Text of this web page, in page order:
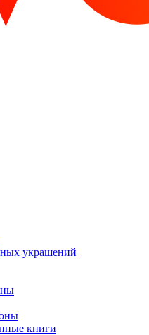
украшений
книги